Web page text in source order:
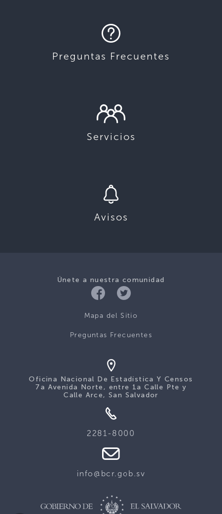
Preguntas Frecuentes
Servicios
Avisos
Únete a nuestra comunidad
Mapa del Sitio
Preguntas Frecuentes
Oficina Nacional De Estadística Y Censos
7a Avenida Norte, entre 1a Calle Pte y
Calle Arce, San Salvador
2281-8000
info@bcr.gob.sv